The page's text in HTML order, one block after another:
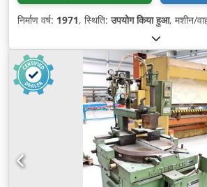
निर्माण वर्ष: 1971, स्थिति:उपयोग किया हुआ, मशीन/